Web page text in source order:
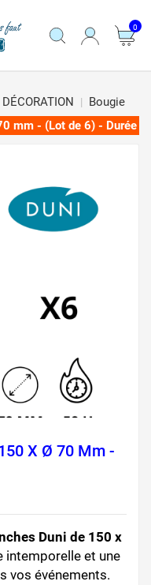
0
DÉCORATION
Bougie
mm - (Lot de 6) - Durée
X Ø 70 Mm -
Duni de 150 x
intemporelle et une
vos événements.